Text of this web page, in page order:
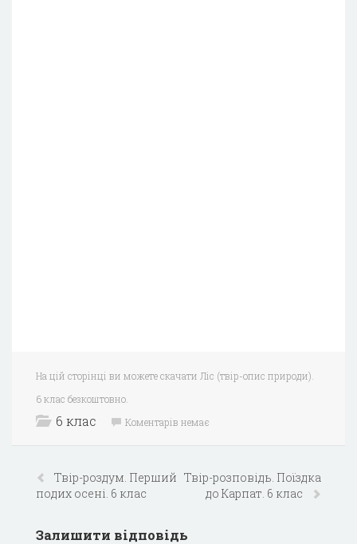
На цій сторінці ви можете скачати Ліс (твір-опис природи).
6 клас безкоштовно.
6 клас Коментарів немає
Твiр-роздум. Перший
подих осенi. 6 клас
Твiр-розповiдь. Поїздка
до Карпат. 6 клас
Залишити відповідь